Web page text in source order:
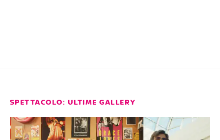
SPETTACOLO: ULTIME GALLERY